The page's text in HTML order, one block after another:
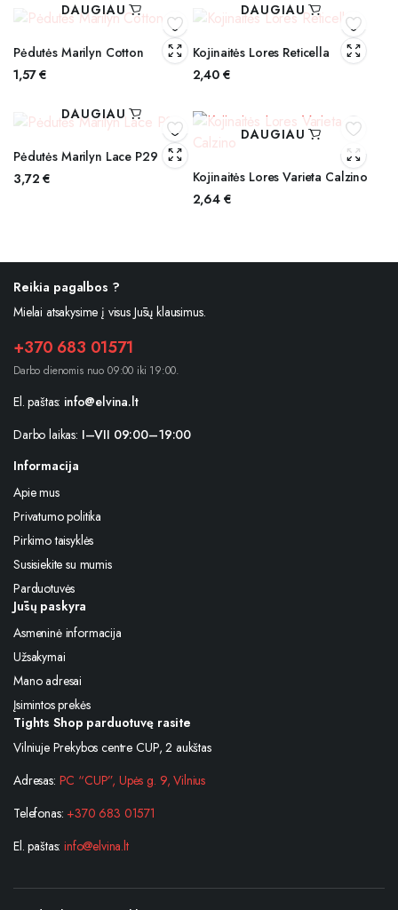
DAUGIAU
Pėdutės Marilyn Cotton
1,57€
DAUGIAU
Kojinaitės Lores Reticella
2,40 €
DAUGIAU
Pėdutės Marilyn Lace P29
3,72€
DAUGIAU
Kojinaitės Lores Varieta Calzino
2,64 €
Reikia pagalbos ?
Mielai atsakysime į visus Jūsų klausimus.
+370 683 01571
Darbo dienomis nuo 09:00 iki 19:00.
El. paštas: info@elvina.lt
Darbo laikas: I–VII 09:00–19:00
Informacija
Apie mus
Privatumo politika
Pirkimo taisyklės
Susisiekite su mumis
Parduotuvės
Jūsų paskyra
Asmeninė informacija
Užsakymai
Mano adresai
Įsimintos prekės
Tights Shop parduotuvę rasite
Vilniuje Prekybos centre CUP, 2 aukštas
Adresas: PC “CUP”, Upės g. 9, Vilnius
Telefonas: +370 683 01571
El. paštas:info@elvina.lt